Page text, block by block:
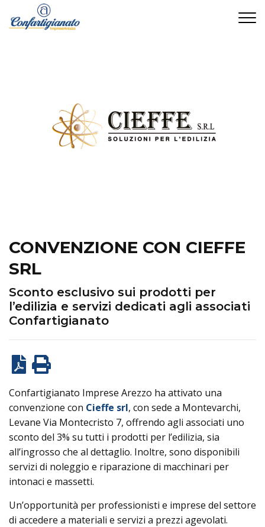
CONVENZIONE CON CIEFFE
SRL
Sconto esclusivo sui prodotti per
l’edilizia e servizi dedicati agli associati
Confartigianato
Confartigianato Imprese Arezzo ha attivato una
convenzione con Cieffe srl, con sede a Montevarchi,
Levane Via Montecristo 7, offrendo agli associati uno
sconto del 3% su tutti i prodotti per l’edilizia, sia
all’ingrosso che al dettaglio. Inoltre, sono disponibili
servizi di noleggio e riparazione di macchinari per
intonaci e massetti.
Un’opportunità per professionisti e imprese del settore
di accedere a materiali e servizi a prezzi agevolati.